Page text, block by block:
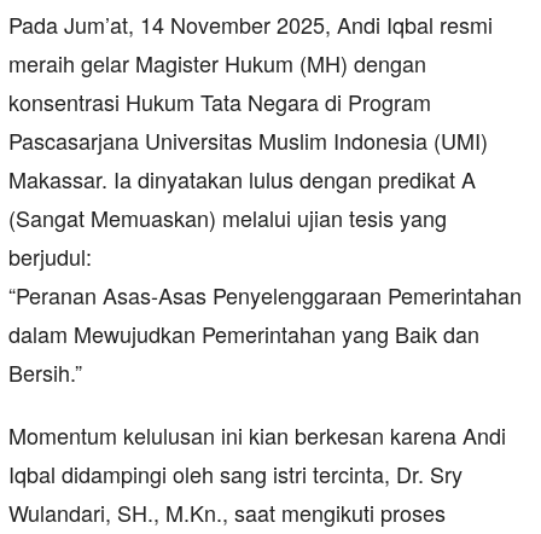
Pada Jum’at, 14 November 2025, Andi Iqbal resmi
meraih gelar Magister Hukum (MH) dengan
konsentrasi Hukum Tata Negara di Program
Pascasarjana Universitas Muslim Indonesia (UMI)
Makassar. Ia dinyatakan lulus dengan predikat A
(Sangat Memuaskan) melalui ujian tesis yang
berjudul:
“Peranan Asas-Asas Penyelenggaraan Pemerintahan
dalam Mewujudkan Pemerintahan yang Baik dan
Bersih.”
Momentum kelulusan ini kian berkesan karena Andi
Iqbal didampingi oleh sang istri tercinta, Dr. Sry
Wulandari, SH., M.Kn., saat mengikuti proses